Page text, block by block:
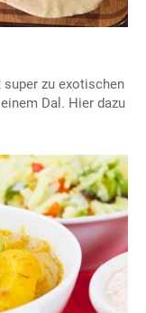
zu exotischen
Dal. Hier dazu